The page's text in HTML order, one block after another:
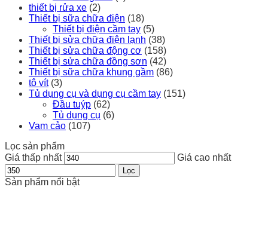
thiết bị rửa xe (2)
Thiết bị sữa chữa điện (18)
Thiết bị điện cầm tay (5)
Thiết bị sửa chữa điện lạnh (38)
Thiết bị sửa chữa động cơ (158)
Thiết bị sửa chữa đồng sơn (42)
Thiết bị sữa chữa khung gầm (86)
tô vít (3)
Tủ dụng cụ và dụng cụ cầm tay (151)
Đầu tuýp (62)
Tủ dụng cụ (6)
Vam cảo (107)
Lọc sản phẩm
Giá thấp nhất
Giá cao nhất
Lọc
Sản phẩm nổi bật